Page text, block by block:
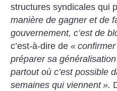
structures syndicales qui
manière de gagner et de
gouvernement, c’est de
c’est-à-dire de« confirmer
préparer sa
partout où c’est possible
semaines qui viennent ».